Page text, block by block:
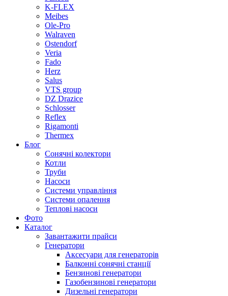
K-FLEX
Meibes
Ole-Pro
Walraven
Ostendorf
Veria
Fado
Herz
Salus
VTS group
DZ Drazice
Schlosser
Reflex
Rigamonti
Thermex
Блог
Сонячні колектори
Котли
Труби
Насоси
Системи управління
Системи опалення
Теплові насоси
Фото
Каталог
Завантажити прайси
Генератори
Аксесуари для генераторів
Балконні сонячні станції
Бензинові генератори
Газобензинові генератори
Дизельні генератори